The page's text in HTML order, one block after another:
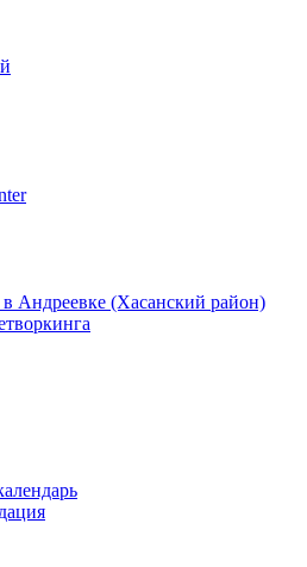
Андреевке (Хасанский район)